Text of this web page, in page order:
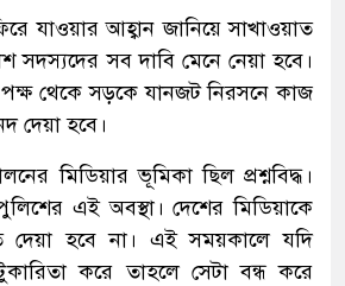
যাওয়ার আহ্বান জানিয়ে সাখাওয়াত
সদস্যদের সব দাবি মেনে নেয়া হবে।
থেকে সড়কে যানজট নিরসনে কাজ
দেয়া হবে।
মিডিয়ার ভূমিকা ছিল প্রশ্নবিদ্ধ।
এই অবস্থা। দেশের মিডিয়াকে
হবে না। এই সময়কালে যদি
করে তাহলে সেটা বন্ধ করে